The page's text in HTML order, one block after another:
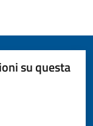
su questa